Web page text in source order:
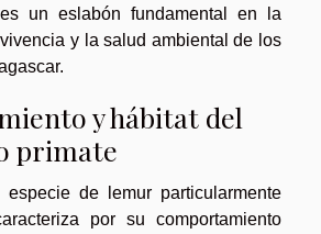
un eslabón fundamental en la
y la salud ambiental de los
y hábitat del
primate
de lemur particularmente
por su comportamiento